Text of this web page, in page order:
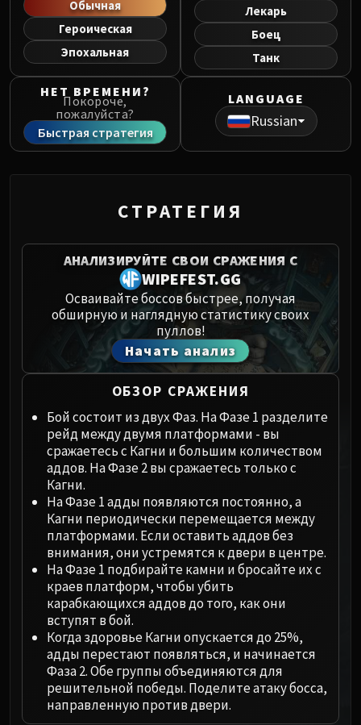
Norushen
Sha of Pride
Galakras
Iron Juggernaut
Kor'kron Dark Shaman
General Nazgrim
Malkorok
Spoils of Pandaria
Thok the Bloodthirsty
Paragons of the Klaxxi
THRONE OF THUNDER
Jin'rokh the Breaker
Horridon
Council of Elders
Tortos
Megaera
Ji-Kun
Primordius
Dark Animus
Iron Qon
Lei Shen
Ra-den
MANAFORGE OMEGA
Plexus Sentinel
Loom'ithar
Soulbinder Naazindhri
Forgeweaver Araz
The Soul Hunters
Fractillus
Nexus-King Salhadaar
Dimensius, the All-Devouring
Обычная
Героическая
Эпохальная
Лекарь
Боец
Танк
НЕТ ВРЕМЕНИ?
Покороче,
пожалуйста?
Быстрая стратегия
LANGUAGE
Russian
СТРАТЕГИЯ
АНАЛИЗИРУЙТЕ СВОИ СРАЖЕНИЯ С
WIPEFEST.GG
Осваивайте боссов быстрее, получая
обширную и наглядную статистику своих
пуллов!
Начать анализ
ОБЗОР СРАЖЕНИЯ
Бой состоит из двух Фаз. На Фазе 1 разделите
рейд между двумя платформами - вы
сражаетесь с Кагни и большим количеством
аддов. На Фазе 2 вы сражаетесь только с
Кагни.
На Фазе 1 адды появляются постоянно, а
Кагни периодически перемещается между
платформами. Если оставить аддов без
внимания, они устремятся к двери в центре.
На Фазе 1 подбирайте камни и бросайте их с
краев платформ, чтобы убить
карабкающихся аддов до того, как они
вступят в бой.
Когда здоровье Кагни опускается до 25%,
адды перестают появляться, и начинается
Фаза 2. Обе группы объединяются для
решительной победы. Поделите атаку босса,
направленную против двери.